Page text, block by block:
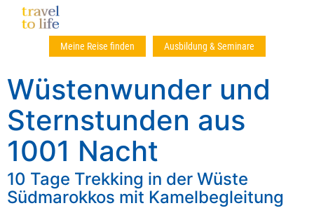
Meine Reise finden Ausbildung & Seminare
Wüstenwunder und
Sternstunden aus
1001 Nacht
10 Tage Trekking in der Wüste
Südmarokkos mit Kamelbegleitung